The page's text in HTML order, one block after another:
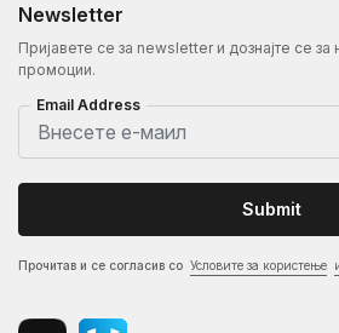
Newsletter
Пријавете се за newsletter и дознајте се
промоции.
Email Address
Submit
Прочитав и се согласив со Условите за користење